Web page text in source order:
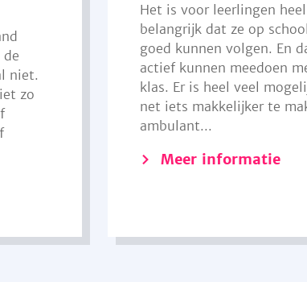
niet.
zo
Het is voor leerlingen heel
belangrijk dat ze op
goed kunnen volgen. En
actief kunnen meedoen
klas. Er is heel veel
net iets makkelijker te
ambulant...
Meer informatie